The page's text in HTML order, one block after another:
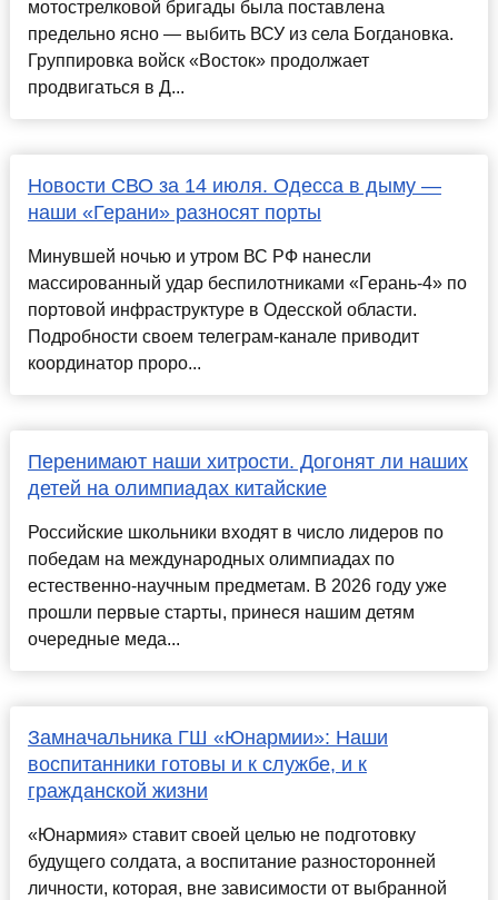
мотострелковой бригады была поставлена
предельно ясно — выбить ВСУ из села Богдановка.
Группировка войск «Восток» продолжает
продвигаться в Д...
Новости СВО за 14 июля. Одесса в дыму —
наши «Герани» разносят порты
Минувшей ночью и утром ВС РФ нанесли
массированный удар беспилотниками «Герань-4» по
портовой инфраструктуре в Одесской области.
Подробности своем телеграм-канале приводит
координатор проро...
Перенимают наши хитрости. Догонят ли наших
детей на олимпиадах китайские
Российские школьники входят в число лидеров по
победам на международных олимпиадах по
естественно-научным предметам. В 2026 году уже
прошли первые старты, принеся нашим детям
очередные меда...
Замначальника ГШ «Юнармии»: Наши
воспитанники готовы и к службе, и к
гражданской жизни
«Юнармия» ставит своей целью не подготовку
будущего солдата, а воспитание разносторонней
личности, которая, вне зависимости от выбранной